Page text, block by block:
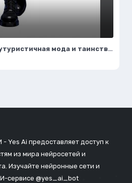
Элегантный силуэт: футуристичная мода и таинственный воитель пустоты. Генерация из нейронной сети Flux Ai
Yes Ai предоставляет доступ к
из мира нейросетей и
Изучайте нейронные сети и
сервисе @yes_ai_bot